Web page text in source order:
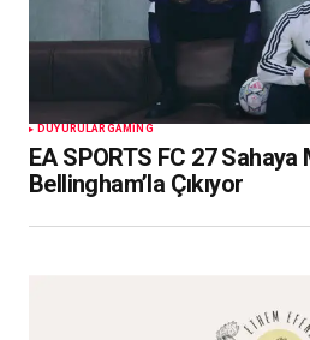
DUYURULAR GAMING
EA SPORTS FC 27 Sahaya
Bellingham’la Çıkıyor